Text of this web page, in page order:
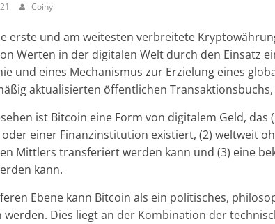
Coiny
erste und am weitesten verbreitete
Werten in der digitalen Welt durch den Einsatz
und eines Mechanismus zur Erzielung eines
aktualisierten öffentlichen Transaktionsbuchs,
ist Bitcoin eine Form von digitalem Geld, das
einer Finanzinstitution existiert, (2) weltweit
Mittlers transferiert werden kann und (3) eine
kann.
Ebene kann Bitcoin als ein politisches,
werden. Dies liegt an der Kombination der